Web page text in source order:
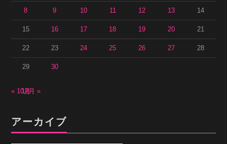
8 9 10 11 12 13 14
15 16 17 18 19 20 21
22 23 24 25 26 27 28
29 30
« 10月12月 »
アーカイブ